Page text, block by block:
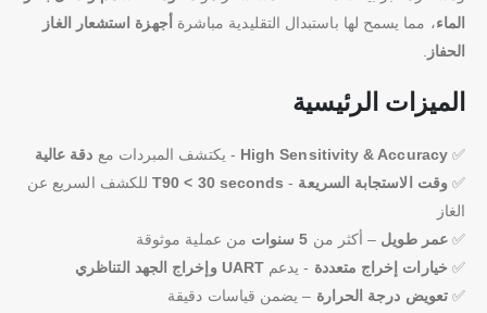
الماء، مما يسمح لها باستبدال التقليدية مباشرة
أجهزة استشعار الغاز
الحفاز
الميزات الرئيسية
✅
High Sensitivity & Accuracy - يكتشف المبردات مع دقة عالية
✅وقت الاستجابة السريعة -
T90 < 30 secondsللكشف السريع عن
الغاز
✅عمر طويل – أكثر من 5 سنوات
من عملية موثوقة
✅ خيارات إخراج متعددة - يدعمUART وإخراج الجهد التناظري
✅تعويض درجة الحرارة – يضمن قياسات دقيقة